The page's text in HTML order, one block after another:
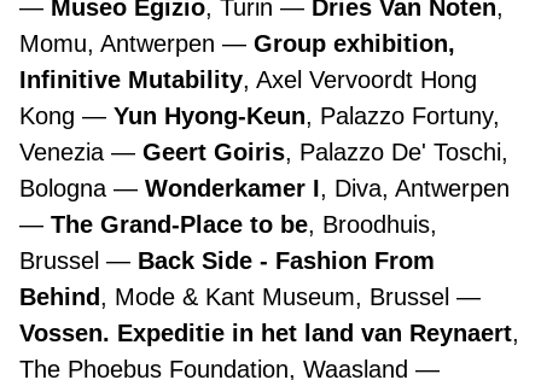
Museo Egizio, Turin Dries Van Noten,
Momu, Antwerpen
Group exhibition,
Infinitive Mutability, Axel Vervoordt Hong
Kong
Yun Hyong-Keun, Palazzo Fortuny,
Venezia
Geert Goiris, Palazzo De' Toschi,
Bologna
Wonderkamer I, Diva, Antwerpen
The Grand-Place to be, Broodhuis,
Brussel
Back Side - Fashion From
Behind, Mode & Kant Museum, Brussel
Vossen. Expeditie in het land van Reynaert,
The Phoebus Foundation, Waasland